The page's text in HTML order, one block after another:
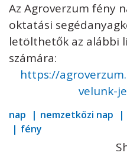
Az Agroverzum fény
oktatási
letölthetők az alábbi
számára:
https://
velunk-
nap nemzetközi nap
fény